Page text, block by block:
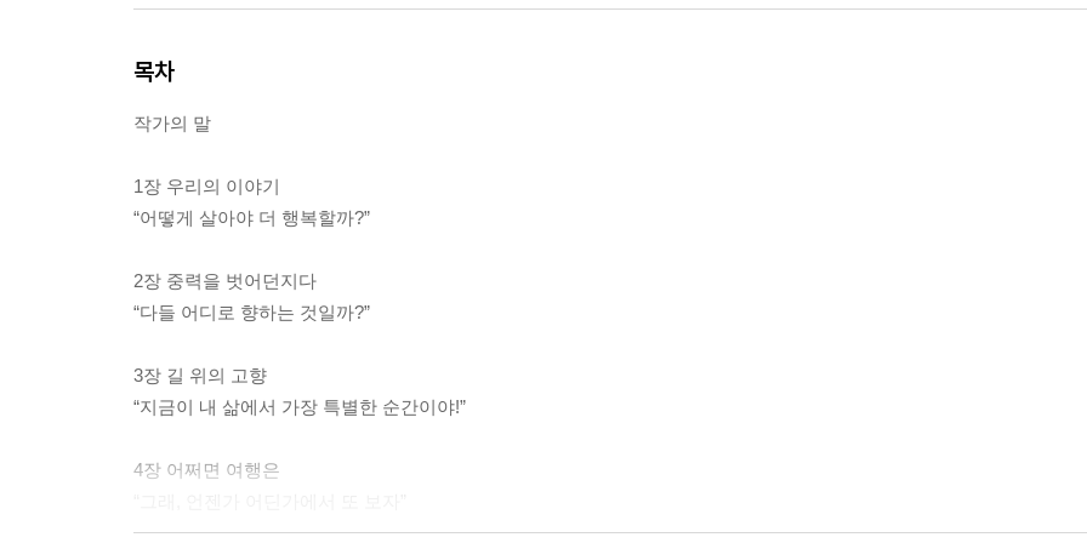
목차
작가의 말
1장 우리의 이야기
“어떻게 살아야 더 행복할까?”
2장 중력을 벗어던지다
“다들 어디로 향하는 것일까?”
3장 길 위의 고향
“지금이 내 삶에서 가장 특별한 순간이야!”
4장 어쩌면 여행은